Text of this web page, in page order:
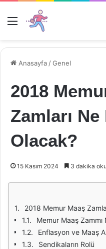
Menü
Anasayfa /Genel
2018
Zamları
Olacak?
15 Kasım 2024 3 dakika
2018 Memur Maaş
Memur Maaş
Enflasyon ve Maaş
Sendikaların Rolü